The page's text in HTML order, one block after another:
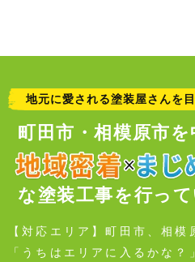
地元に愛される塗装屋さんを
町田市・相模原市を
な塗装工事を行って
【対応エリア】町田市、相模
「うちはエリアに入るかな